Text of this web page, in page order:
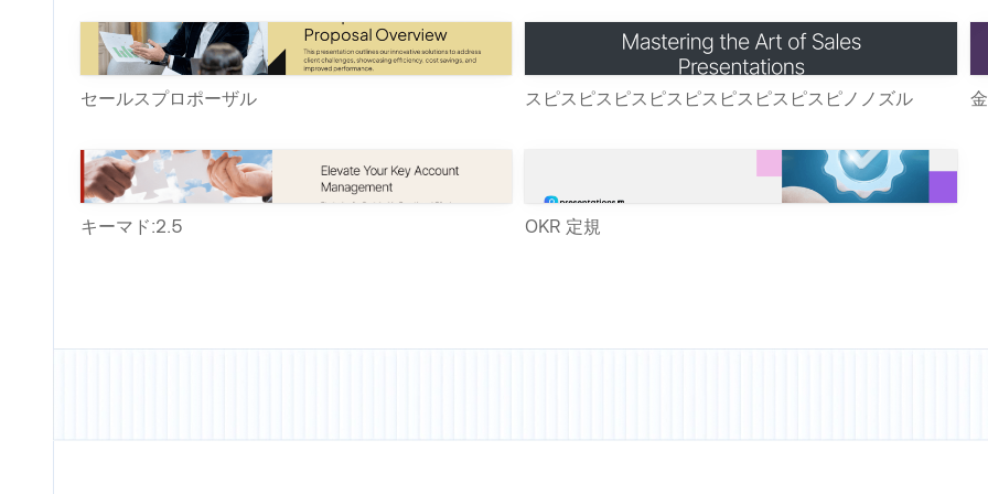
セールスプロポーザル スピスピスピスピスピスピスピスピスピノノズル
キーマド:2.5 OKR 定規